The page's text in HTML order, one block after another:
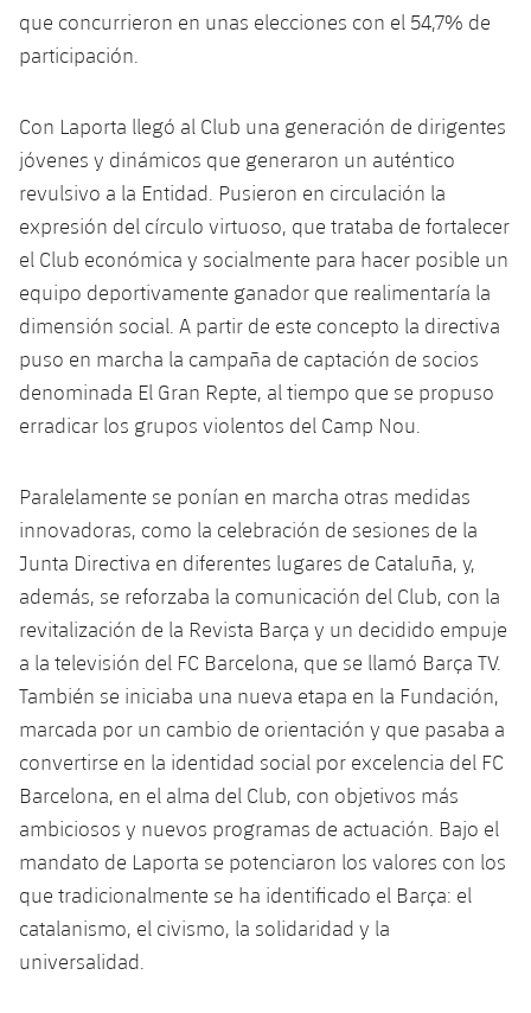
Centro de documentación
plusicon
Instalaciones
Spotify Camp Nou
Palau Blaugrana
Estadi Johan Cruyff
Barça Cafe
Ciutat Esportiva
La Masia
Servicios Médicos
Accesibilidad
plusicon
más
Acreditaciones
Instalaciones
SUB14
SUB12
SUB11 A
SUB11 B
SUB10 A
SUB9 A
SUB9 B
SUB8 A
SUB8 B
SUB14 B
SUB12 C
SUB11 C
Calendario
Gameday Shows
Resultados
Clasificación
Jugadores
Fotos
Palmarés
Base
Junior
Cadete A
Cadete B
Infantil A
Infantil B
Campus Verano
PLUSICON
MÁS
Primer Equipo
Actualidad
Calendario
Entradas
Jugadores
Fotos
Palmarés
Barça Atlètic
Actualidad
Calendario
Resultados
Jugadores
Fotos
Base
Actualidad
Juvenil
Cadete B
Infantil A
Infantil B
PLUSICON
MÁS
Primer equipo
plusicon
más
Actualidad
Calendario
Entradas
Resultados
Clasificaciones
Jugadors
Fotos
Palmarés
Historia
Barça Atlètic
plusicon
más
Actualidad
Calendario
Resultados
Jugadores
Clasificaciones
Base
plusicon
más
Actualidad
Juvenil
Cadete
Infantil
Alevín
Campus Verano
PLUSICON
MÁS
Primer equipo
plusicon
más
Actualidad
Calendario
Entradas
plusicon
más
Actualidad
Calendario
Base
plusicon
más
Actualidad
Campus Verano
que concurrieron en unas elecciones con el 54,7% de
participación.
Con Laporta llegó al Club una generación de dirigentes
jóvenes y dinámicos que generaron un auténtico
revulsivo a la Entidad. Pusieron en circulación la
expresión del círculo virtuoso, que trataba de fortalecer
el Club económica y socialmente para hacer posible un
equipo deportivamente ganador que realimentaría la
dimensión social. A partir de este concepto la directiva
puso en marcha la campaña de captación de socios
denominada El Gran Repte, al tiempo que se propuso
erradicar los grupos violentos del Camp Nou.
Paralelamente se ponían en marcha otras medidas
innovadoras, como la celebración de sesiones de la
Junta Directiva en diferentes lugares de Cataluña, y,
además, se reforzaba la comunicación del Club, con la
revitalización de la Revista Barça y un decidido empuje
a la televisión del FC Barcelona, ​que se llamó Barça TV.
También se iniciaba una nueva etapa en la Fundación,
marcada por un cambio de orientación y que pasaba a
convertirse en la identidad social por excelencia del FC
Barcelona, ​​en el alma del Club, con objetivos más
ambiciosos y nuevos programas de actuación. Bajo el
mandato de Laporta se potenciaron los valores con los
que tradicionalmente se ha identificado el Barça: el
catalanismo, el civismo, la solidaridad y la
universalidad.